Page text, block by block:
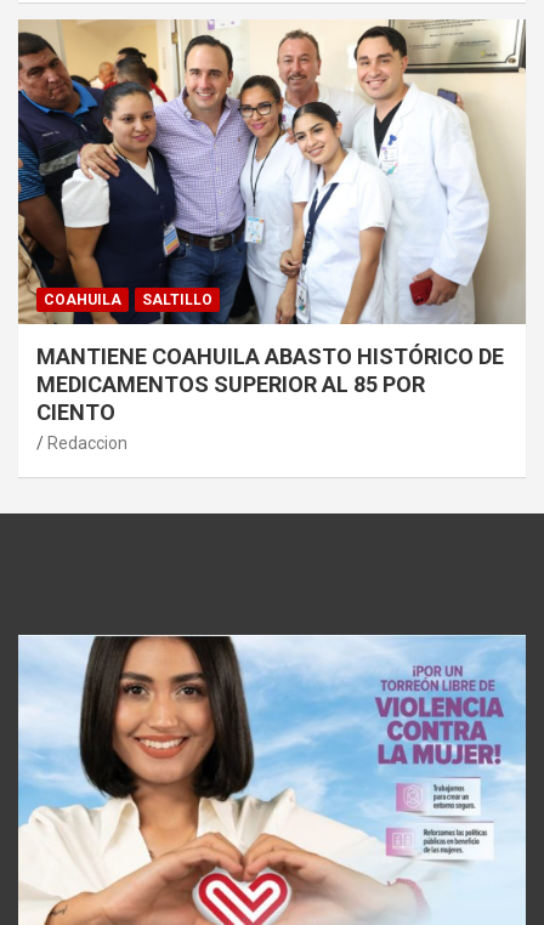
COAHUILA SALTILLO
MANTIENE COAHUILA ABASTO HISTÓRICO DE
MEDICAMENTOS SUPERIOR AL 85 POR
CIENTO
Redaccion